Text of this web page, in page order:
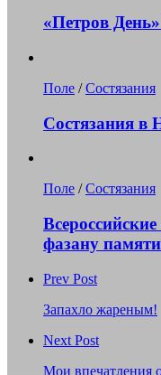
«Петров
Поле /Состязания
Состязания в
Поле /Состязания
фазану
Prev Post
Запахло жареным!
Next Post
Мои впечатления